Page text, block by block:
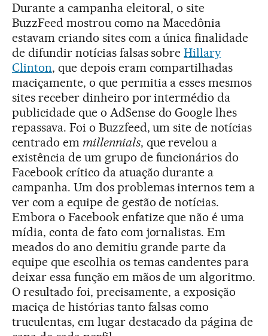
Durante a campanha eleitoral, o site
BuzzFeed mostrou como na Macedônia
estavam criando sites com a única finalidade
de difundir notícias falsas sobreHillary
Clinton, que depois eram compartilhadas
maciçamente, o que permitia a esses mesmos
sites receber dinheiro por intermédio da
publicidade que o AdSense do Google lhes
repassava. Foi o Buzzfeed, um site de notícias
centrado em millennials, que revelou a
existência de um grupo de funcionários do
Facebook crítico da atuação durante a
campanha. Um dos problemas internos tem a
ver com a equipe de gestão de notícias.
Embora o Facebook enfatize que não é uma
mídia, conta de fato com jornalistas. Em
meados do ano demitiu grande parte da
equipe que escolhia os temas candentes para
deixar essa função em mãos de um algoritmo.
O resultado foi, precisamente, a exposição
maciça de histórias tanto falsas como
truculentas, em lugar destacado da página de